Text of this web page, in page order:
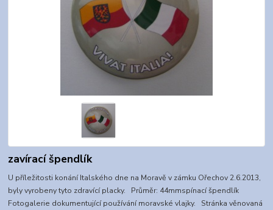
zavírací špendlík
U příležitosti konání Italského dne na Moravě v zámku Ořechov 2.6.2013,
byly vyrobeny tyto zdravící placky. Průměr: 44mmspínací špendlík
Fotogalerie dokumentující používání moravské vlajky. Stránka věnovaná